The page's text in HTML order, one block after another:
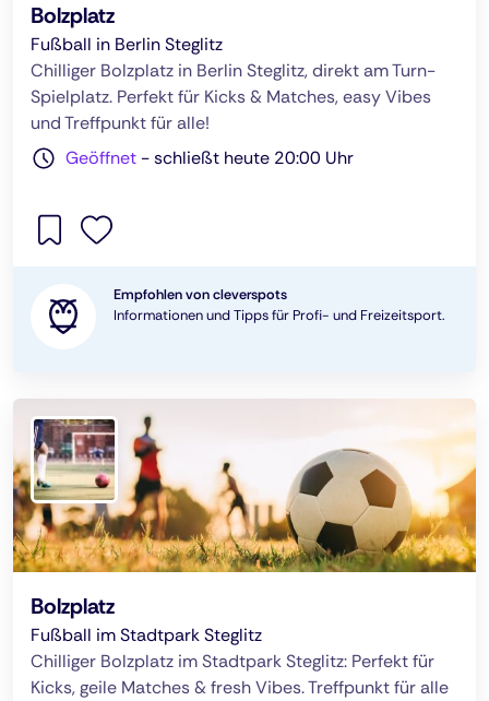
Bolzplatz
Fußball in Berlin Steglitz
Chilliger Bolzplatz in Berlin Steglitz, direkt am Turn-
Spielplatz. Perfekt für Kicks & Matches, easy Vibes
und Treffpunkt für alle!
Geöffnet -schließt heute 20:00 Uhr
Empfohlen von cleverspots
Informationen und Tipps für Profi- und Freizeitsport.
Bolzplatz
Fußball im Stadtpark Steglitz
Chilliger Bolzplatz im Stadtpark Steglitz: Perfekt für
Kicks, geile Matches & fresh Vibes. Treffpunkt für alle